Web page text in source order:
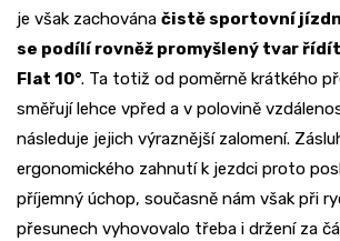
je však zachována čistě sportovní
se podílí rovněž promyšlený tvar
Flat 10°. Ta totiž od poměrně krátkého
směřují lehce vpřed a v polovině
následuje jejich výraznější zalomení.
ergonomického zahnutí k jezdci proto
příjemný úchop, současně nám však při
přesunech vyhovovalo třeba i držení za